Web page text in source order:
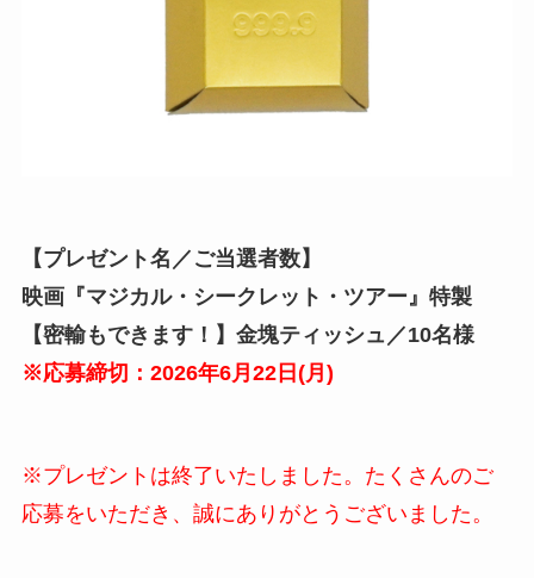
【プレゼント名／ご当選者数】
映画『マジカル・シークレット・ツアー』特製
【密輸もできます！】金塊ティッシュ／10名様
※応募締切：2026年6月 22日(月 )
※プレゼントは終了いたしました。たくさんのご
応募をいただき、誠にありがとうございました。